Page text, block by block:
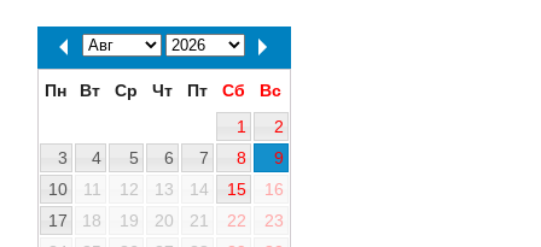
Пн Вт Ср Чт Пт Сб
Вс
1
2
3
4 5 6 7 8
9
10
11 12 13 14 15
16
17
18 19 20 21 22
23